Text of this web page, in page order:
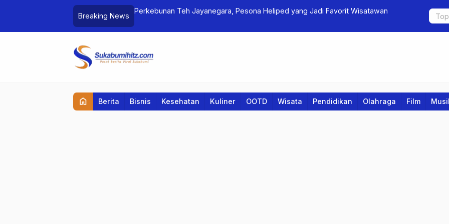
Breaking News
Perkebunan Teh Jayanegara, Pesona Heliped yang Jadi Favorit Wisatawan Generasi Strawberry Dinilai Tak
home Berita Bisnis Kesehatan Kuliner OOTD Wisata Pendidikan Olahraga Film